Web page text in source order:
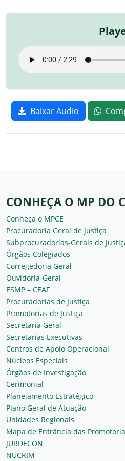
Baixar Áudio
CONHEÇA O MP DO
Conheça o MPCE
Procuradoria Geral de Justiça
Subprocuradorias-Gerais de
Órgãos Colegiados
Corregedoria Geral
Ouvidoria-Geral
ESMP – CEAF
Procuradorias de Justiça
Promotorias de Justiça
Secretaria Geral
Secretarias Executivas
Centros de Apoio Operacional
Núcleos Especiais
Órgãos de Investigação
Cerimonial
Planejamento Estratégico
Plano Geral de Atuação
Unidades Regionais
Mapa de Entrância das
JURDECON
NUCRIM